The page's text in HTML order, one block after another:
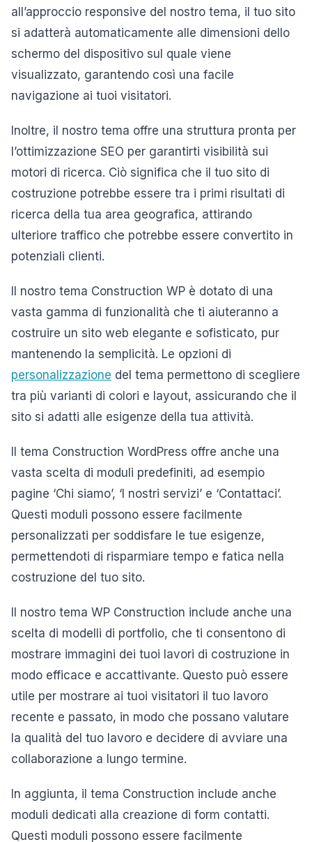
all’approccio responsive del nostro tema, il tuo sito
si adatterà automaticamente alle dimensioni dello
schermo del dispositivo sul quale viene
visualizzato, garantendo così una facile
navigazione ai tuoi visitatori.
Inoltre, il nostro tema offre una struttura pronta per
l’ottimizzazione SEO per garantirti visibilità sui
motori di ricerca. Ciò significa che il tuo sito di
costruzione potrebbe essere tra i primi risultati di
ricerca della tua area geografica, attirando
ulteriore traffico che potrebbe essere convertito in
potenziali clienti.
Il nostro tema Construction WP è dotato di una
vasta gamma di funzionalità che ti aiuteranno a
costruire un sito web elegante e sofisticato, pur
mantenendo la semplicità. Le opzioni di
personalizzazione del tema permettono di scegliere
tra più varianti di colori e layout, assicurando che il
sito si adatti alle esigenze della tua attività.
Il tema Construction WordPress offre anche una
vasta scelta di moduli predefiniti, ad esempio
pagine ‘Chi siamo’, ‘I nostri servizi’ e ‘Contattaci’.
Questi moduli possono essere facilmente
personalizzati per soddisfare le tue esigenze,
permettendoti di risparmiare tempo e fatica nella
costruzione del tuo sito.
Il nostro tema WP Construction include anche una
scelta di modelli di portfolio, che ti consentono di
mostrare immagini dei tuoi lavori di costruzione in
modo efficace e accattivante. Questo può essere
utile per mostrare ai tuoi visitatori il tuo lavoro
recente e passato, in modo che possano valutare
la qualità del tuo lavoro e decidere di avviare una
collaborazione a lungo termine.
In aggiunta, il tema Construction include anche
moduli dedicati alla creazione di form contatti.
Questi moduli possono essere facilmente